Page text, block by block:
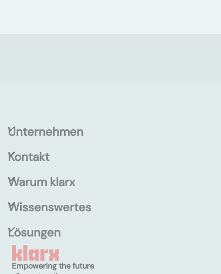
Unternehmen
Kontakt
Warum klarx
Wissenswertes
Lösungen
Empowering the future